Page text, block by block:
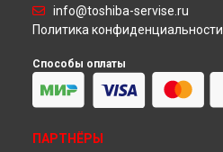
info@toshiba-servise.ru
Политика конфиденциальности
Способы оплаты
ПАРТНЁРЫ